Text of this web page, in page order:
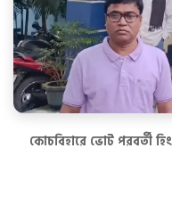
কোচবিহারে ভোট পরবর্তী